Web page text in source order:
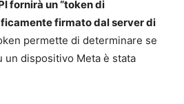
fornirà un “token di
firmato dal server di
permette di determinare se
un dispositivo Meta è stata